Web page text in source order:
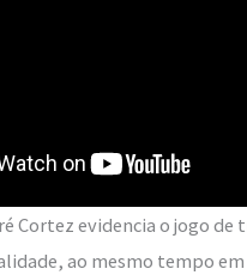
Cortez evidencia o jogo de
ao mesmo tempo em